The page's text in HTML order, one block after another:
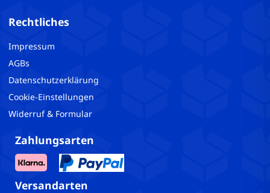
Rechtliches
Impressum
AGBs
Datenschutzerklärung
Cookie-Einstellungen
Widerruf & Formular
Zahlungsarten
Versandarten